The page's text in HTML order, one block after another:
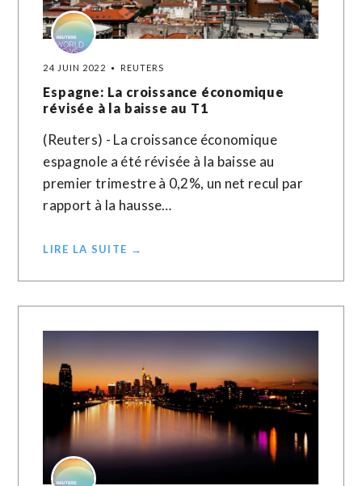
24 JUIN 2022 REUTERS
Espagne: La croissance économique
révisée à la baisse au T1
(Reuters) - La croissance économique
espagnole a été révisée à la baisse au
premier trimestre à 0,2%, un net recul par
rapport à la hausse…
LIRE LA SUITE →